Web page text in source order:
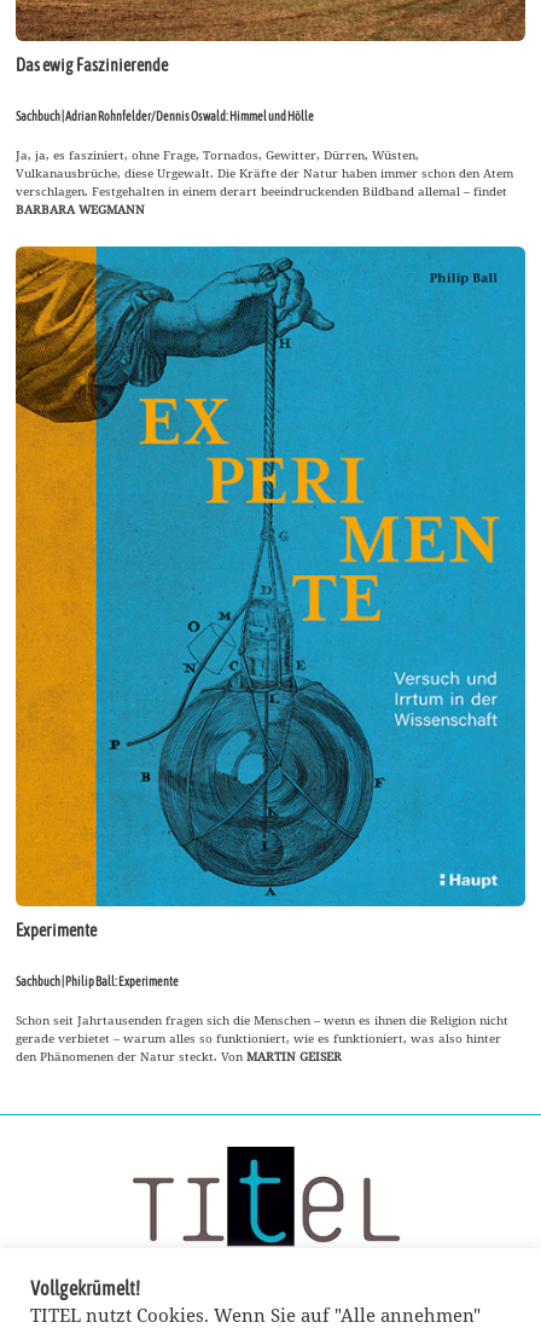
Das ewig Faszinierende
Sachbuch | Adrian Rohnfelder/ Dennis Oswald: Himmel und Hölle
Ja, ja, es fasziniert, ohne Frage, Tornados, Gewitter, Dürren, Wüsten,
Vulkanausbrüche, diese Urgewalt. Die Kräfte der Natur haben immer schon den Atem
verschlagen. Festgehalten in einem derart beeindruckenden Bildband allemal – findet
BARBARA WEGMANN
Experimente
Sachbuch | Philip Ball: Experimente
Schon seit Jahrtausenden fragen sich die Menschen – wenn es ihnen die Religion nicht
gerade verbietet – warum alles so funktioniert, wie es funktioniert, was also hinter
den Phänomenen der Natur steckt. VonMARTIN GEISER
Vollgekrümelt!
TITEL nutzt Cookies. Wenn Sie auf "Alle annehmen"